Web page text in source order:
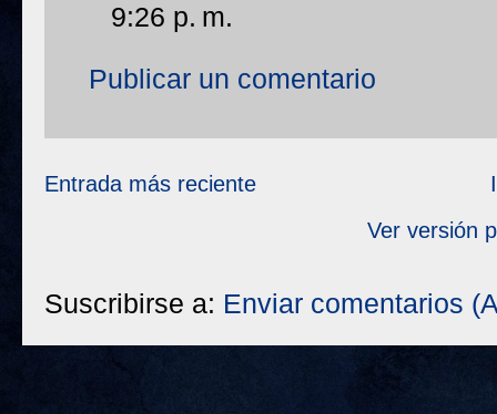
9:26 p. m.
Publicar un comentario
Entrada más reciente
Ver versión
Suscribirse a: Enviar comentarios